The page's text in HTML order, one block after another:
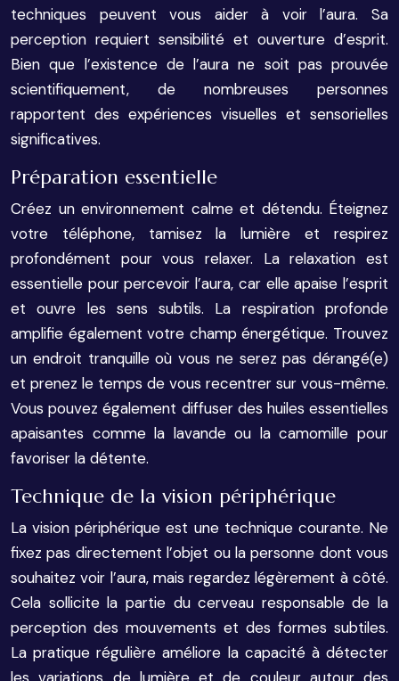
techniques peuvent vous aider à voir l’aura. Sa
perception requiert sensibilité et ouverture d’esprit.
Bien que l’existence de l’aura ne soit pas prouvée
scientifiquement, de nombreuses personnes
rapportent des expériences visuelles et sensorielles
significatives.
Préparation essentielle
Créez un environnement calme et détendu. Éteignez
votre téléphone, tamisez la lumière et respirez
profondément pour vous relaxer. La relaxation est
essentielle pour percevoir l’aura, car elle apaise l’esprit
et ouvre les sens subtils. La respiration profonde
amplifie également votre champ énergétique. Trouvez
un endroit tranquille où vous ne serez pas dérangé(e)
et prenez le temps de vous recentrer sur vous-même.
Vous pouvez également diffuser des huiles essentielles
apaisantes comme la lavande ou la camomille pour
favoriser la détente.
Technique de la vision périphérique
La vision périphérique est une technique courante. Ne
fixez pas directement l’objet ou la personne dont vous
souhaitez voir l’aura, mais regardez légèrement à côté.
Cela sollicite la partie du cerveau responsable de la
perception des mouvements et des formes subtiles.
La pratique régulière améliore la capacité à détecter